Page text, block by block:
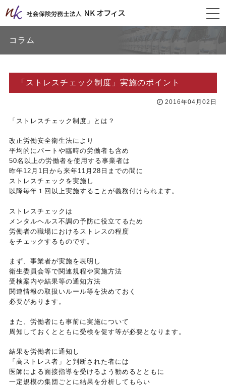
コラム
「ストレスチェック制度」実施のポイント
2016年04月02日
「ストレスチェック制度」とは？
改正労働安全衛生法により
平均的にパートや臨時の労働者も含め
50名以上の労働者を使用する事業者は
昨年12月1日から来年11月28日までの間に
ストレスチェックを実施し
以降毎年１回以上実施することが義務付けられます。
ストレスチェックは
メンタルヘルス不調の予防に役立てるため
労働者の職場におけるストレスの程度
をチェックするものです。
まず、事業者が実施を表明し
衛生委員会等で関連規程や実施方法
受検案内や結果等の通知方法
関連情報の取扱いルール等を決めておく
必要があります。
また、労働者にも事前に実施について
周知しておくとともに受検を促す等が必要となります。
結果を労働者に通知し
「高ストレス者」と判断された者には
医師による面接指導を受けるよう勧めるとともに
一定規模の集団ごとに結果を分析してもらい